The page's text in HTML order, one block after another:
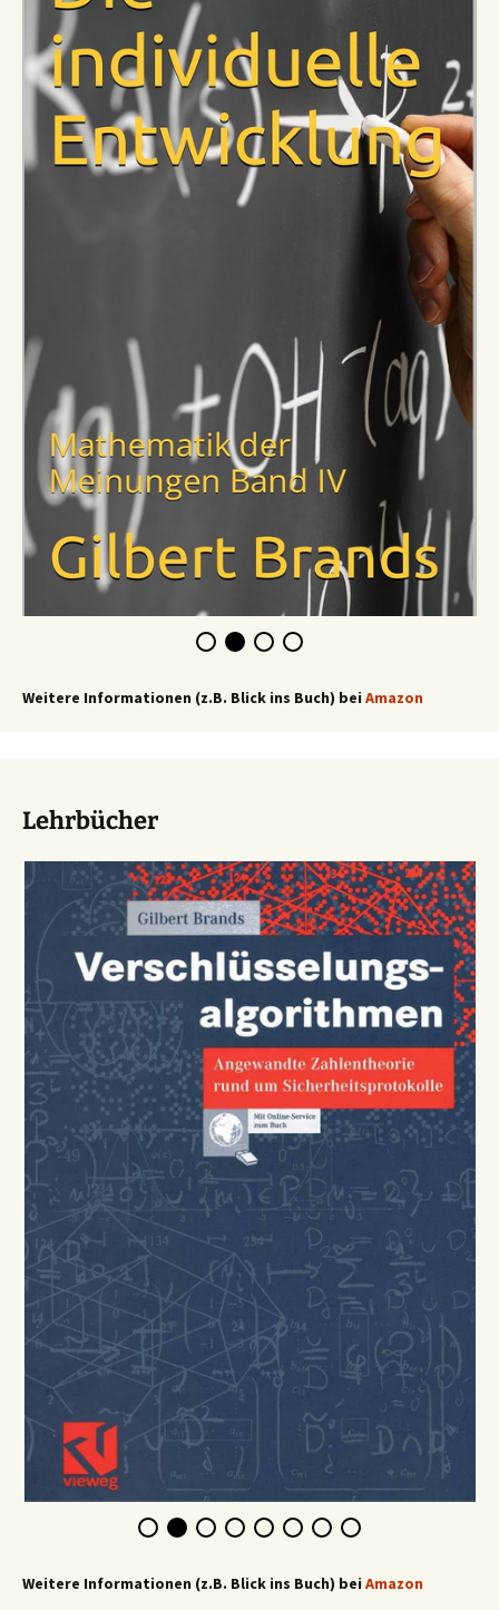
Weitere Informationen (z.B. Blick ins Buch) bei Amazon
Lehrbücher
Weitere Informationen (z.B. Blick ins Buch) bei Amazon